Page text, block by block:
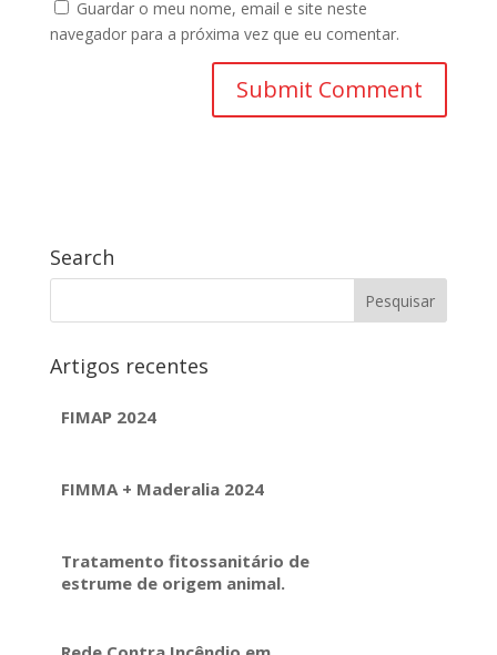
Guardar o meu nome, email e site neste
navegador para a próxima vez que eu comentar.
Search
Artigos recentes
FIMAP 2024
FIMMA + Maderalia 2024
Tratamento fitossanitário de
estrume de origem animal.